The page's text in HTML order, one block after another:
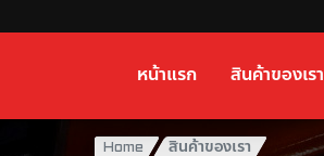
หน้าแรก สินค้าของเรา
Home
สินค้าของเรา